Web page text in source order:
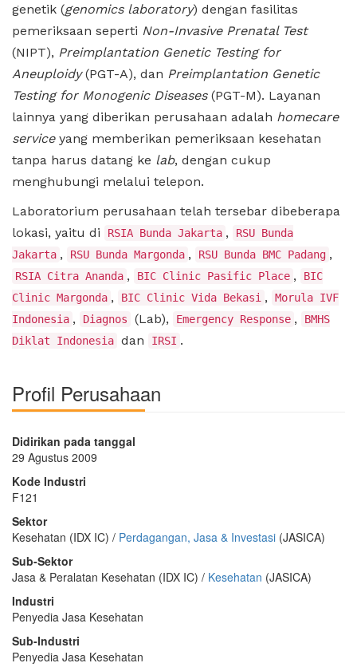
genetik (genomics laboratory) dengan fasilitas
pemeriksaan seperti Non-Invasive Prenatal Test
(NIPT), Preimplantation Genetic Testing for
Aneuploidy(PGT-A), dan Preimplantation Genetic
Testing for Monogenic Diseases(PGT-M). Layanan
lainnya yang diberikan perusahaan adalah homecare
serviceyang memberikan pemeriksaan kesehatan
tanpa harus datang ke lab, dengan cukup
menghubungi melalui telepon.
Laboratorium perusahaan telah tersebar dibeberapa
lokasi, yaitu di
RSIA Bunda Jakarta ,
RSU Bunda
Jakarta , RSU Bunda Margonda , RSU Bunda BMC Padang ,
RSIA Citra Ananda , BIC Clinic Pasific Place ,
BIC
Clinic Margonda , BIC Clinic Vida Bekasi ,
Morula IVF
Indonesia , Diagnos (Lab), Emergency Response ,
BMHS
Diklat Indonesia dan IRSI .
Profil Perusahaan
Didirikan pada tanggal
29 Agustus 2009
Kode Industri
F121
Sektor
Kesehatan (IDX IC) / Perdagangan, Jasa & Investasi (JASICA)
Sub-Sektor
Jasa & Peralatan Kesehatan (IDX IC) / Kesehatan (JASICA)
Industri
Penyedia Jasa Kesehatan
Sub-Industri
Penyedia Jasa Kesehatan